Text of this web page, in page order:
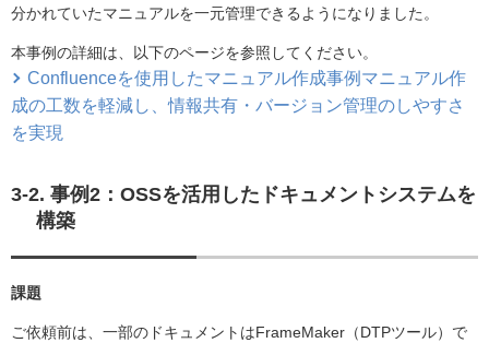
分かれていたマニュアルを一元管理できるようになりました。
本事例の詳細は、以下のページを参照してください。
Confluenceを使用したマニュアル作成事例マニュアル作
成の工数を軽減し、情報共有・バージョン管理のしやすさ
を実現
3-2. 事例2：OSSを活用したドキュメントシステムを
構築
課題
ご依頼前は、一部のドキュメントはFrameMaker（DTPツール）で